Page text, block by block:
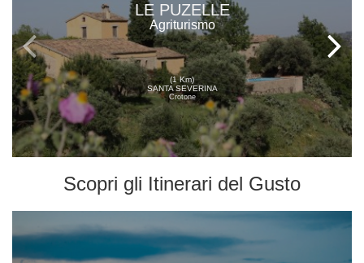
LE PUZELLE
Agriturismo
(1 Km)
SANTA SEVERINA
Crotone
Scopri gli Itinerari del Gusto